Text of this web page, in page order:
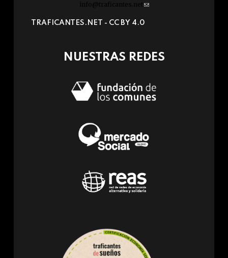
info@traficantes.net (link
e-
TRAFICANTES.NET - CC BY 4.0
NUESTRAS REDES